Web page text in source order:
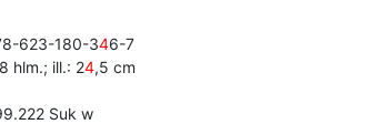
623-180-346-7
hlm.; ill.: 24,5 cm
Suk w